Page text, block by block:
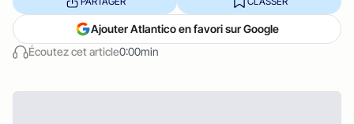
Écoutez cet article0:00min
Ajouter Atlantico en favori sur Google